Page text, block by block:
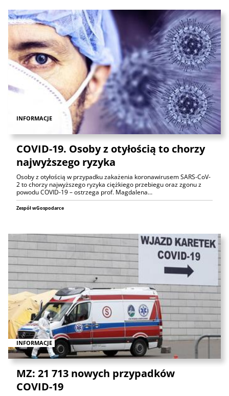
INFORMACJE
COVID-19. Osoby z otyłością to chorzy
najwyższego ryzyka
Osoby z otyłością w przypadku zakażenia koronawirusem SARS-CoV-
2 to chorzy najwyższego ryzyka ciężkiego przebiegu oraz zgonu z
powodu COVID-19 – ostrzega prof. Magdalena…
Zespół wGospodarce
INFORMACJE
MZ: 21 713 nowych przypadków
COVID-19